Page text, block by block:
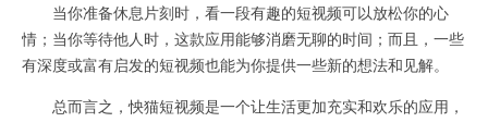
当你准备休息片刻时，看一段有趣的短视频可以放松你的心
情；当你等待他人时，这款应用能够消磨无聊的时间；而且，一些
有深度或富有启发的短视频也能为你提供一些新的想法和见解。
总而言之，怏猫短视频是一个让生活更加充实和欢乐的应用，